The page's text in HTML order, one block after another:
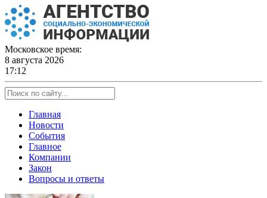
Skip
to
content
Московское время:
8 августа 2026
17:12
Главная
Новости
События
Главное
Компании
Закон
Вопросы и ответы